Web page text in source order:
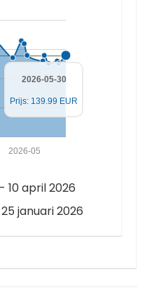
2026-05
2026-05-30
Prijs: 139.99 EUR
10 april 2026
januari 2026